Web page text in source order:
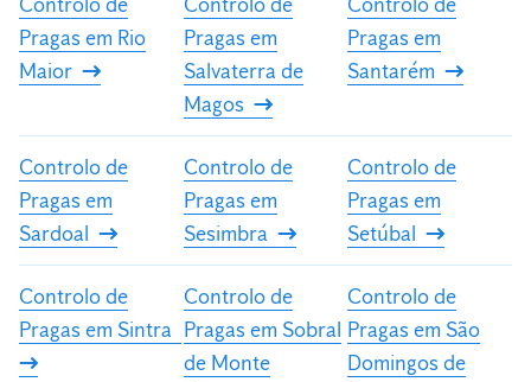
Pragas em Rio
Maior
Pragas em
Salvaterra de
Magos
Pragas em
Santarém
Controlo de
Pragas em
Sardoal
Controlo de
Pragas em
Sesimbra
Controlo de
Pragas em
Setúbal
Controlo de
Pragas em Sintra
Controlo de
Pragas em Sobral
de Monte
Controlo de
Pragas em São
Domingos de